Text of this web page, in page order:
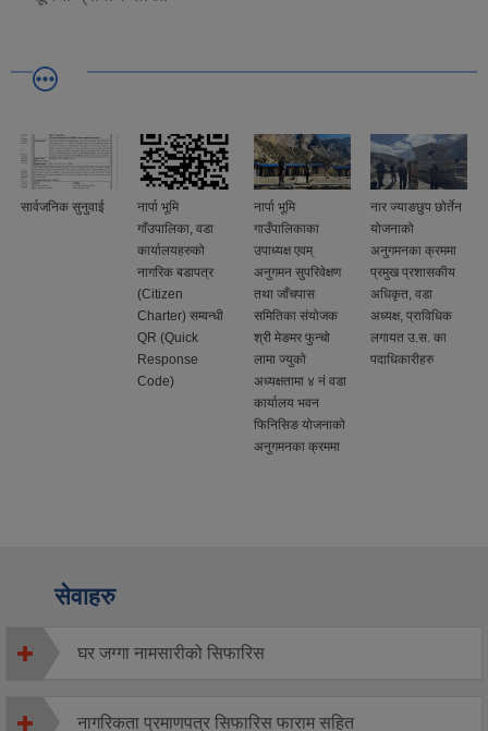
सार्वजनिक सुनुवाई
नार्पा भूमि
गाँउपालिका, वडा
कार्यालयहरुको
नागरिक बडापत्र
(Citizen
Charter) सम्वन्धी
QR (Quick
Response
Code)
नार्पा भूमि
गाउँपालिकाका
उपाध्यक्ष एवम्
अनुगमन सुपरिवेक्षण
तथा जाँचपास
समितिका संयोजक
श्री मेङमर फुन्चो
लामा ज्युको
अध्यक्षतामा ४ नं वडा
कार्यालय भवन
फिनिसिङ योजनाको
अनुगमनका क्रममा
नार ज्याङछुप छोर्तेन
योजनाको
अनुगमनका क्रममा
प्रमुख प्रशासकीय
अधिकृत, वडा
अध्यक्ष, प्राविधिक
लगायत उ.स. का
पदाधिकारीहरु
सेवाहरु
घर जग्गा नामसारीको सिफारिस
नागरिकता प्रमाणपत्र सिफारिस फाराम सहित